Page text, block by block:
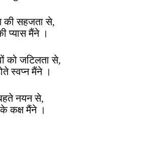
सहजता से,
प्यास मैंने ।
को जटिलता से,
स्वप्न मैंने ।
नयन से,
कक्ष मैंने ।